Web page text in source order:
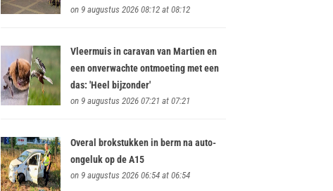
on 9 augustus 2026 08:12 at 08:12
Vleermuis in caravan van Martien en
een onverwachte ontmoeting met een
das: 'Heel bijzonder'
on 9 augustus 2026 07:21 at 07:21
Overal brokstukken in berm na auto-
ongeluk op de A15
on 9 augustus 2026 06:54 at 06:54